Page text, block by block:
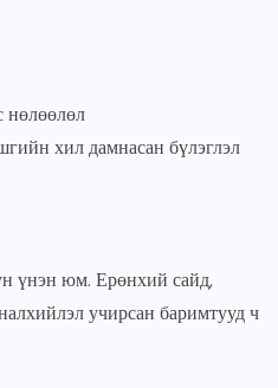
нөлөөлөл
хил дамнасан бүлэглэл
үнэн юм. Ерөнхий сайд,
учирсан баримтууд ч